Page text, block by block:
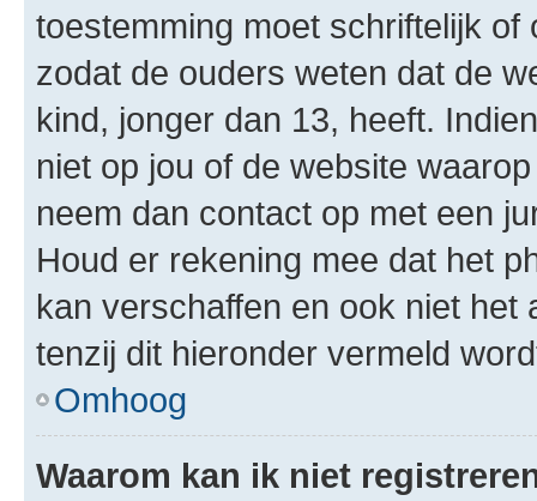
toestemming moet schriftelijk
zodat de ouders weten dat de
kind, jonger dan 13, heeft.
niet op jou of de website
neem dan contact op met een
Houd er rekening mee dat het
kan verschaffen en ook niet
tenzij dit hieronder vermeld
Omhoog
Waarom kan ik niet